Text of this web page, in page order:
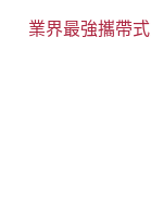
業界最強攜帶